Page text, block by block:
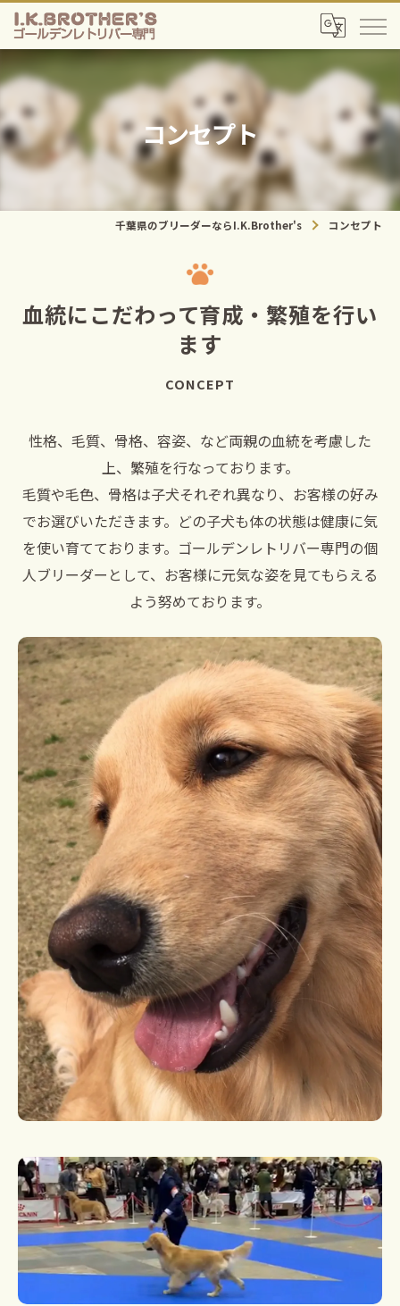
コンセプト
千葉県のブリーダーならI.K.Brother's コンセプト
血統にこだわって育成・繁殖を行い
ます
CONCEPT
性格、毛質、骨格、容姿、など両親の血統を考慮した
上、繁殖を行なっております。
毛質や毛色、骨格は子犬それぞれ異なり、お客様の好み
でお選びいただきます。どの子犬も体の状態は健康に気
を使い育てております。ゴールデンレトリバー専門の個
人ブリーダーとして、お客様に元気な姿を見てもらえる
よう努めております。